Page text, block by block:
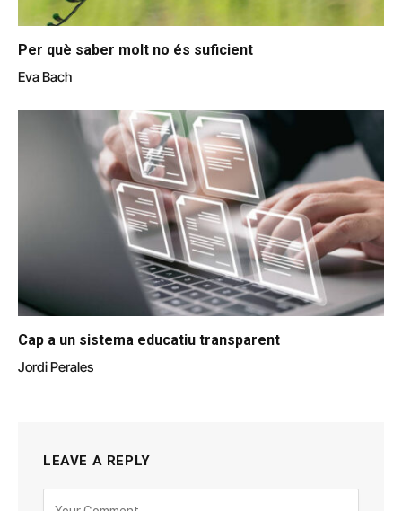
Per què saber molt no és suficient
Eva Bach
Cap a un sistema educatiu transparent
Jordi Perales
LEAVE A REPLY